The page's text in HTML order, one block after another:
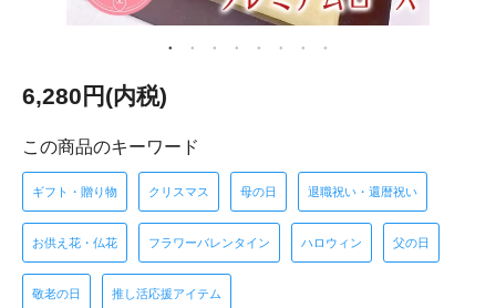
6,280円(内税)
この商品のキーワード
ギフト・贈り物 クリスマス 母の日 退職祝い・還暦祝い
お供え花・仏花 フラワーバレンタイン ハロウィン 父の日
敬老の日 推し活応援アイテム